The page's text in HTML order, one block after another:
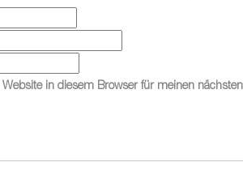
in diesem Browser für meinen